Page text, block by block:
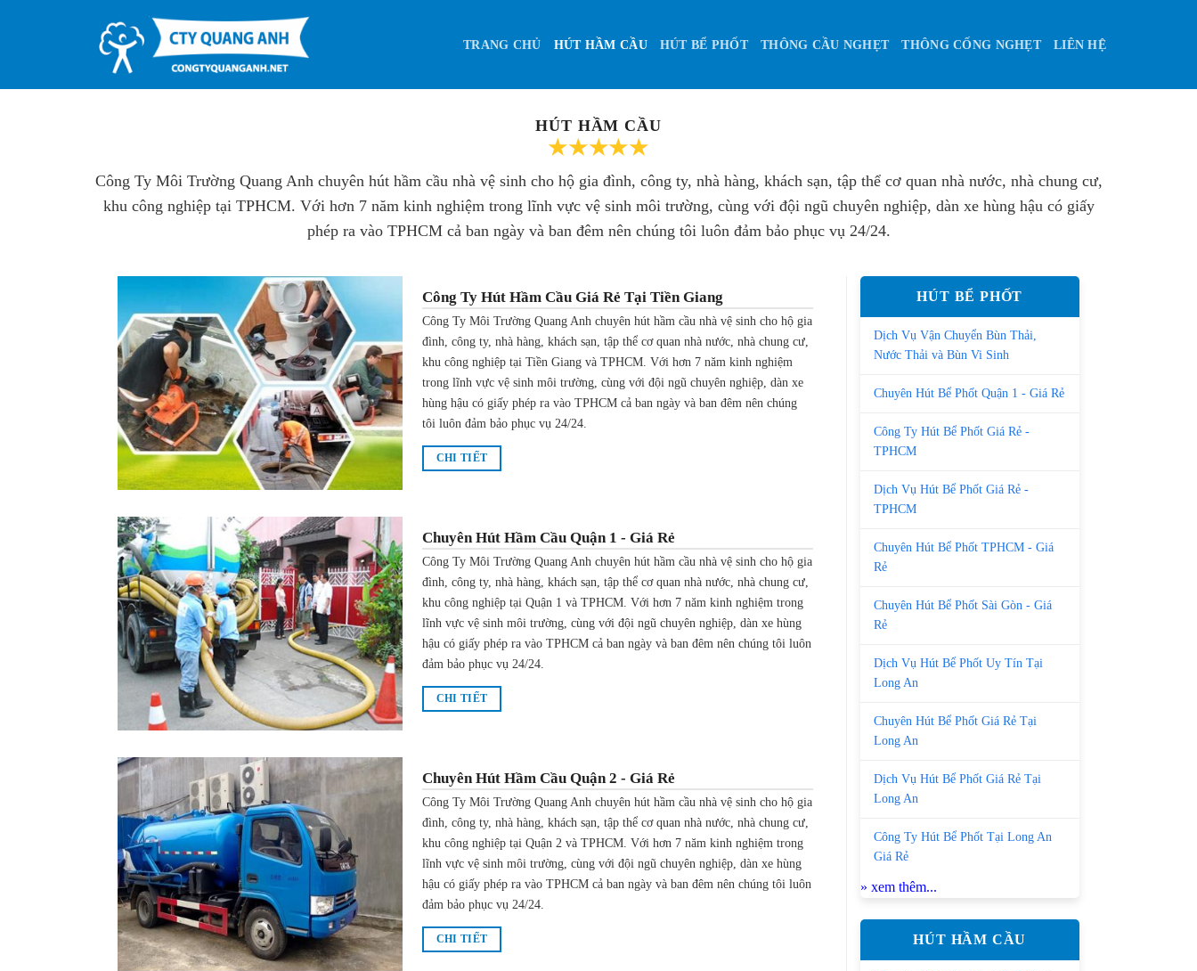
TRANG CHỦ HÚT HẦM CẦU HÚT BỂ PHỐT THÔNG CẦU NGHẸT THÔNG CỐNG NGHẸT LIÊN HỆ
HÚT HẦM CẦU
Công Ty Môi Trường Quang Anh chuyên hút hầm cầu nhà vệ sinh cho hộ gia đình, công ty, nhà hàng, khách sạn, tập thể cơ quan nhà nước, nhà chung cư,
khu công nghiệp tại TPHCM. Với hơn 7 năm kinh nghiệm trong lĩnh vực vệ sinh môi trường, cùng với đội ngũ chuyên nghiệp, dàn xe hùng hậu có giấy
phép ra vào TPHCM cả ban ngày và ban đêm nên chúng tôi luôn đảm bảo phục vụ 24/24.
Công Ty Hút Hầm Cầu Giá Rẻ Tại Tiền Giang
Công Ty Môi Trường Quang Anh chuyên hút hầm cầu nhà vệ sinh cho hộ gia
đình, công ty, nhà hàng, khách sạn, tập thể cơ quan nhà nước, nhà chung cư,
khu công nghiệp tại Tiền Giang và TPHCM. Với hơn 7 năm kinh nghiệm
trong lĩnh vực vệ sinh môi trường, cùng với đội ngũ chuyên nghiệp, dàn xe
hùng hậu có giấy phép ra vào TPHCM cả ban ngày và ban đêm nên chúng
tôi luôn đảm bảo phục vụ 24/24.
CHI TIẾT
Chuyên Hút Hầm Cầu Quận 1 - Giá Rẻ
Công Ty Môi Trường Quang Anh chuyên hút hầm cầu nhà vệ sinh cho hộ gia
đình, công ty, nhà hàng, khách sạn, tập thể cơ quan nhà nước, nhà chung cư,
khu công nghiệp tại Quận 1 và TPHCM. Với hơn 7 năm kinh nghiệm trong
lĩnh vực vệ sinh môi trường, cùng với đội ngũ chuyên nghiệp, dàn xe hùng
hậu có giấy phép ra vào TPHCM cả ban ngày và ban đêm nên chúng tôi luôn
đảm bảo phục vụ 24/24.
CHI TIẾT
Chuyên Hút Hầm Cầu Quận 2 - Giá Rẻ
Công Ty Môi Trường Quang Anh chuyên hút hầm cầu nhà vệ sinh cho hộ gia
đình, công ty, nhà hàng, khách sạn, tập thể cơ quan nhà nước, nhà chung cư,
khu công nghiệp tại Quận 2 và TPHCM. Với hơn 7 năm kinh nghiệm trong
lĩnh vực vệ sinh môi trường, cùng với đội ngũ chuyên nghiệp, dàn xe hùng
hậu có giấy phép ra vào TPHCM cả ban ngày và ban đêm nên chúng tôi luôn
đảm bảo phục vụ 24/24.
CHI TIẾT
HÚT BỂ PHỐT
Dịch Vụ Vận Chuyển Bùn Thải,
Nước Thải và Bùn Vi Sinh
Chuyên Hút Bể Phốt Quận 1 - Giá Rẻ
Công Ty Hút Bể Phốt Giá Rẻ -
TPHCM
Dịch Vụ Hút Bể Phốt Giá Rẻ -
TPHCM
Chuyên Hút Bể Phốt TPHCM - Giá
Rẻ
Chuyên Hút Bể Phốt Sài Gòn - Giá
Rẻ
Dịch Vụ Hút Bể Phốt Uy Tín Tại
Long An
Chuyên Hút Bể Phốt Giá Rẻ Tại
Long An
Dịch Vụ Hút Bể Phốt Giá Rẻ Tại
Long An
Công Ty Hút Bể Phốt Tại Long An
Giá Rẻ
» xem thêm...
HÚT HẦM CẦU